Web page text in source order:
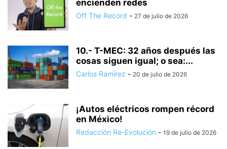
encienden redes
Off The Record - 27 de julio de 2026
10.- T-MEC: 32 años después las
cosas siguen igual; o sea:...
Carlos Ramírez - 20 de julio de 2026
¡Autos eléctricos rompen récord
en México!
Redacción Re-Evolución - 19 de julio de 2026